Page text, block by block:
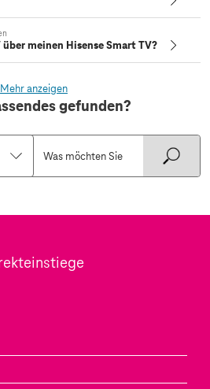
meinen Hisense Smart TV?
Mehr anzeigen
gefunden?